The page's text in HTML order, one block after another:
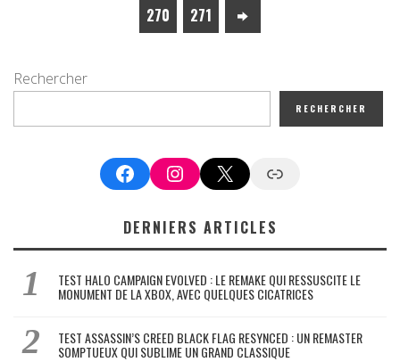
270
271
Rechercher
RECHERCHER
FacebookInstagram
X Google News
DERNIERS ARTICLES
TEST HALO CAMPAIGN EVOLVED : LE REMAKE QUI RESSUSCITE LE
MONUMENT DE LA XBOX, AVEC QUELQUES CICATRICES
TEST ASSASSIN’S CREED BLACK FLAG RESYNCED : UN REMASTER
SOMPTUEUX QUI SUBLIME UN GRAND CLASSIQUE